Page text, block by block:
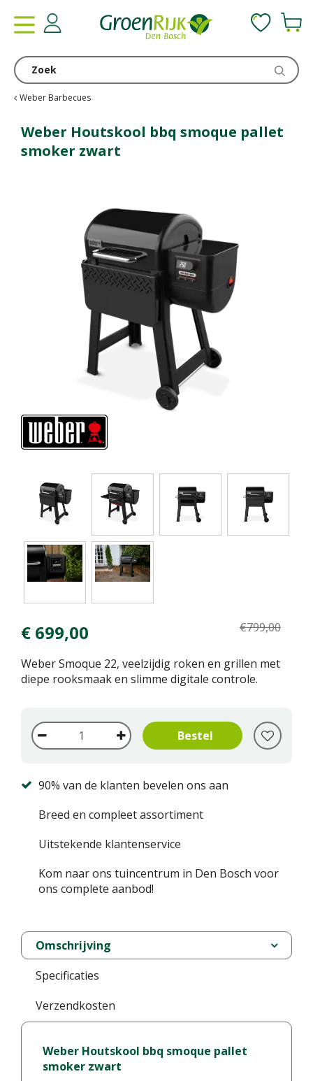
Weber Barbecues
Weber Houtskool bbq smoque pallet
smoker zwart
€799,00
€ 699,00
Weber Smoque 22, veelzijdig roken en grillen met
diepe rooksmaak en slimme digitale controle.
90% van de klanten bevelen ons aan
Breed en compleet assortiment
Uitstekende klantenservice
Kom naar ons tuincentrum in Den Bosch voor
ons complete aanbod!
Omschrijving
Specificaties
Verzendkosten
Weber Houtskool bbq smoque pallet
smoker zwart